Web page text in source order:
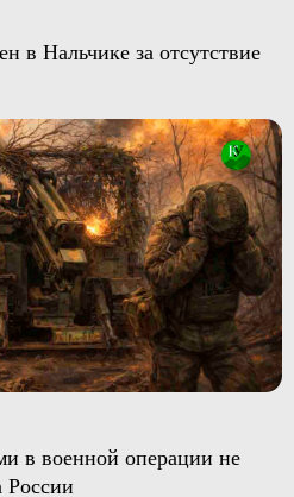
в Нальчике за отсутствие
в военной операции не
России